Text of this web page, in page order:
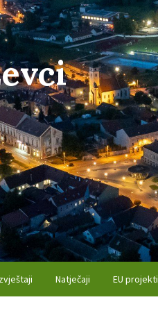
Natječaji EU projekti